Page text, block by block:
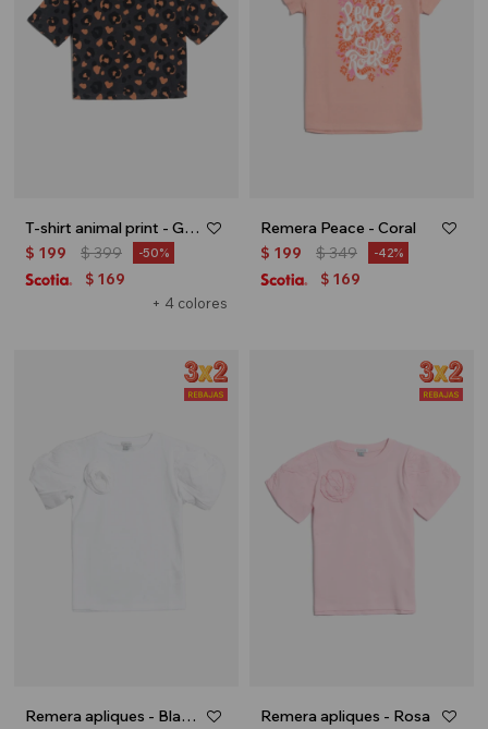
T-shirt animal print - Gris oscuro
+ 4 colores
$ 199 $399 50
$ 169
Remera Peace - Coral
$ 199 $349 42
$ 169
Remera apliques - Blanco Remera apliques - Rosa